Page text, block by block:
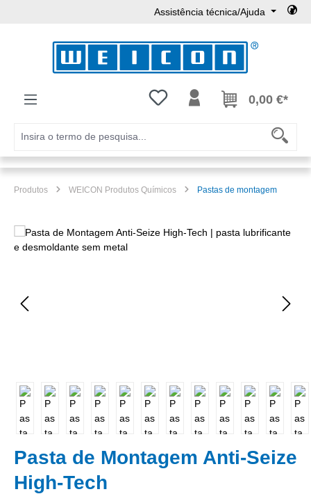
Assistência técnica/Ajuda
Tem 0 itens da lista de desejos
0,00 €*
Produtos WEICON Produtos Químicos Pastas de montagem
Ignorar galeria de imagens
Pasta de Montagem Anti-Seize
High-Tech